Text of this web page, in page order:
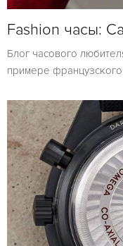
Fashion часы:
Блог часового
примере